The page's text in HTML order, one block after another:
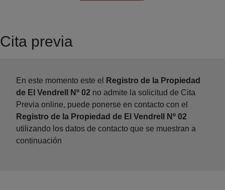
Cita previa
En este momento este el
Registro de la Propiedad
de El Vendrell Nº 02 no admite la solicitud de Cita
Previa online, puede ponerse en contacto con el
Registro de la Propiedad de El Vendrell Nº 02
utilizando los datos de contacto que se muestran a
continuación